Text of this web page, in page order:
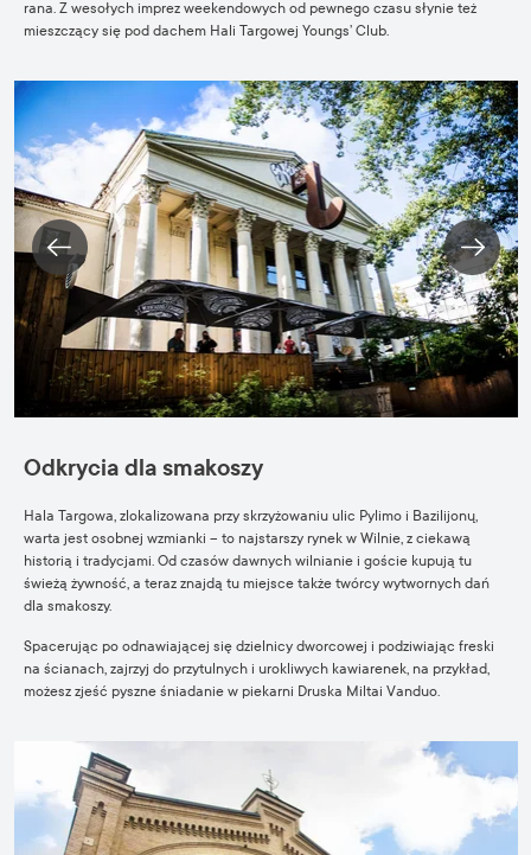
rana. Z wesołych imprez weekendowych od pewnego czasu słynie też
mieszczący się pod dachem Hali Targowej Youngs’ Club.
Odkrycia dla smakoszy
Hala Targowa, zlokalizowana przy skrzyżowaniu ulic Pylimo i Bazilijonų,
warta jest osobnej wzmianki – to najstarszy rynek w Wilnie, z ciekawą
historią i tradycjami. Od czasów dawnych wilnianie i goście kupują tu
świeżą żywność, a teraz znajdą tu miejsce także twórcy wytwornych dań
dla smakoszy.
Spacerując po odnawiającej się dzielnicy dworcowej i podziwiając freski
na ścianach, zajrzyj do przytulnych i urokliwych kawiarenek, na przykład,
możesz zjeść pyszne śniadanie w piekarni Druska Miltai Vanduo.